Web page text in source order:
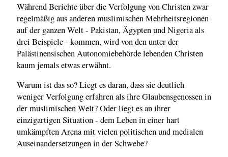
Während Berichte über die Verfolgung von Christen zwar
regelmäßig aus anderen muslimischen Mehrheitsregionen
auf der ganzen Welt - Pakistan, Ägypten und Nigeria als
drei Beispiele - kommen, wird von den unter der
Palästinensischen Autonomiebehörde lebenden Christen
kaum jemals etwas erwähnt.
Warum ist das so? Liegt es daran, dass sie deutlich
weniger Verfolgung erfahren als ihre Glaubensgenossen in
der muslimischen Welt? Oder liegt es an ihrer
einzigartigen Situation - dem Leben in einer hart
umkämpften Arena mit vielen politischen und medialen
Auseinandersetzungen in der Schwebe?